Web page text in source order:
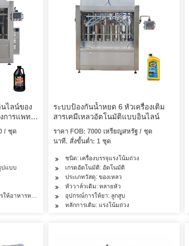
นไลน์ของ
การแพทย์
สบู่เหลว
/ ชุด
ปแบบ
ห้อาหารหลายห้อง
ระบบป้องกันน้ำหยด 6 หัวเครื่องเติม
สารเคมีเหลวอัตโนมัติแบบอินไลน์
ราคา FOB: 7000 เหรียญสหรัฐ / ชุด
นาที. สั่งขั้นต่ำ: 1 ชุด
ชนิด: เครื่องบรรจุแรงโน้มถ่วง
เกรดอัตโนมัติ: อัตโนมัติ
ประเภทวัสดุ: ของเหลว
หัววาล์วเติม: หลายหัว
อุปกรณ์การให้ยา: ลูกสูบ
หลักการเติม: แรงโน้มถ่วง